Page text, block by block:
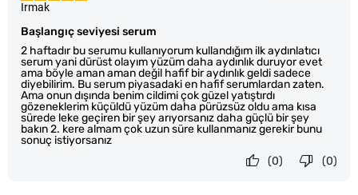
Başlangıç seviyesi serum
2 haftadır bu serumu kullanıyorum kullandığım ilk aydınlatıcı
serum yani dürüst olayım yüzüm daha aydınlık duruyor evet
ama böyle aman aman değil hafif bir aydınlık geldi sadece
diyebilirim. Bu serum piyasadaki en hafif serumlardan zaten.
Ama onun dışında benim cildimi çok güzel yatıştırdı
gözeneklerim küçüldü yüzüm daha pürüzsüz oldu ama kısa
sürede leke geçiren bir şey arıyorsanız daha güçlü bir şey
bakın 2. kere almam çok uzun süre kullanmanız gerekir bunu
sonuç istiyorsanız
Irmak
(0)
(0)